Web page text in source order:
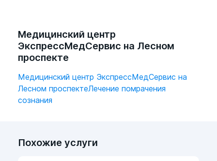
Медицинский центр
ЭкспрессМедСервис на Лесном
проспекте
Медицинский центр ЭкспрессМедСервис на
Лесном проспектеЛечение помрачения
сознания
Похожие услуги